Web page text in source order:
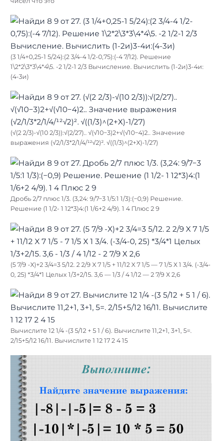
(3 1/4+0,25-1 5/24):(2 3/4-4 1/2-0,75):(-4 7/12). Решение
1\2*2\3*3\4*4\5. -2 1/2-1 2/3 Вычисление. Вычислить (1-2и)3-4и:
(4-3и)
(√(2 2/3)-√(10 2/3)):√(2/27).. √(√10−3)2+√(√10−4)2.. Значение
выражения (√2/1/3*2/1/4/¹²√2)². √((1/3)^(2+Х)-1/27)
Дробь 2/7 плюс 1/3. (3,24: 9/7−3 1/5:1 1/3):(−0,9) Решение.
Решение (1 1/2- 1 12*3)4:(1 1/6+2 4/9). 1 4 Плюс 2 9
(5 7/9 -Х)+2 3/4=3 5/12. 2 2/9 X 7 1/5 + 11/12 X 7 1/5 — 7 1/5 Х 1 3/4. (-3/4-
0, 25) *3/4*1 Целых 1/3+2/15. 3,6 — 1/3 / 4 1/12 — 2 7/9 Х 2,6
Вычислите 12 1/4 -(3 5/12 + 5 1 / 6). Вычислите 11,2+1, 3+1, 5=.
2/15+5/12 16/11. Вычислите 1 12 17 2 4 15